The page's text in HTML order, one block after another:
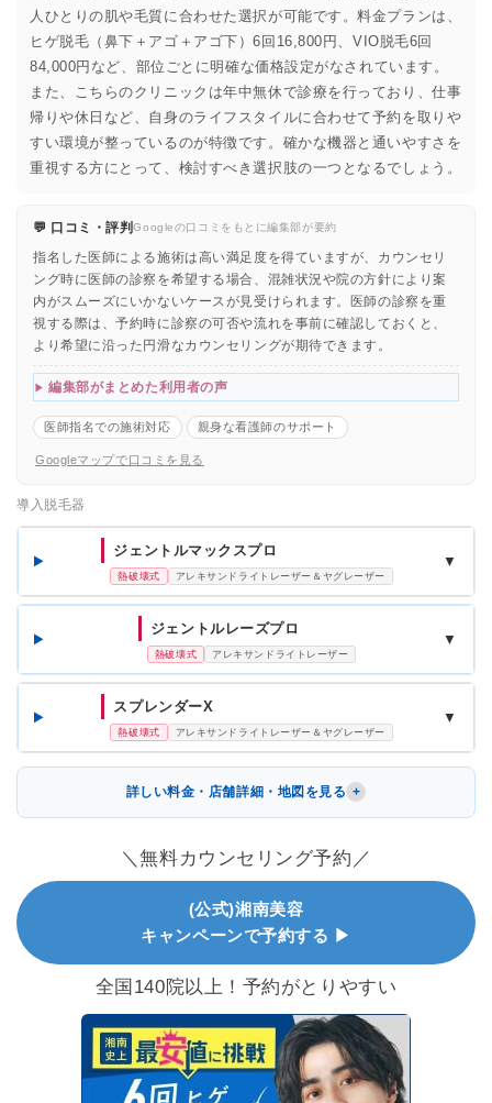
人ひとりの肌や毛質に合わせた選択が可能です。料金プランは、
ヒゲ脱毛（鼻下＋アゴ＋アゴ下）6回16,800円、VIO脱毛6回
84,000円など、部位ごとに明確な価格設定がなされています。
また、こちらのクリニックは年中無休で診療を行っており、仕事
帰りや休日など、自身のライフスタイルに合わせて予約を取りや
すい環境が整っているのが特徴です。確かな機器と通いやすさを
重視する方にとって、検討すべき選択肢の一つとなるでしょう。
💬 口コミ・評判Googleの口コミをもとに編集部が要約
指名した医師による施術は高い満足度を得ていますが、カウンセリ
ング時に医師の診察を希望する場合、混雑状況や院の方針により案
内がスムーズにいかないケースが見受けられます。医師の診察を重
視する際は、予約時に診察の可否や流れを事前に確認しておくと、
より希望に沿った円滑なカウンセリングが期待できます。
編集部がまとめた利用者の声
医師指名での施術対応 親身な看護師のサポート
Googleマップで口コミを見る
導入脱毛器
ジェントルマックスプロ
熱破壊式 アレキサンドライトレーザー＆ヤグレーザー
▼
ジェントルレーズプロ
熱破壊式 アレキサンドライトレーザー
▼
スプレンダーX
熱破壊式 アレキサンドライトレーザー＆ヤグレーザー
▼
詳しい料金・店舗詳細・地図を見る
＼無料カウンセリング予約／
(公式)湘南美容
キャンペーンで予約する ▶
全国140院以上！予約がとりやすい